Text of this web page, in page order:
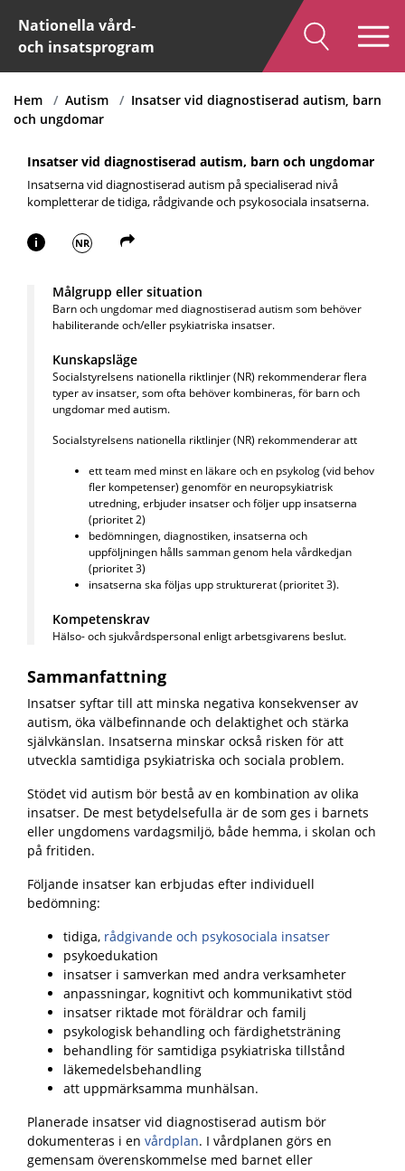
Nationella vård-
och insatsprogram
Hem Autism
Insatser vid diagnostiserad autism, barn
och ungdomar
Insatser vid diagnostiserad autism, barn och ungdomar
Insatserna vid diagnostiserad autism på specialiserad nivå
kompletterar de tidiga, rådgivande och psykosociala insatserna.
i NR
Målgrupp eller situation
Barn och ungdomar med diagnostiserad autism som behöver
habiliterande och/eller psykiatriska insatser.
Kunskapsläge
Socialstyrelsens nationella riktlinjer (NR) rekommenderar flera
typer av insatser, som ofta behöver kombineras, för barn och
ungdomar med autism.
Socialstyrelsens nationella riktlinjer (NR) rekommenderar att
ett team med minst en läkare och en psykolog (vid behov
fler kompetenser) genomför en neuropsykiatrisk
utredning, erbjuder insatser och följer upp insatserna
(prioritet 2)
bedömningen, diagnostiken, insatserna och
uppföljningen hålls samman genom hela vårdkedjan
(prioritet 3)
insatserna ska följas upp strukturerat (prioritet 3).
Kompetenskrav
Hälso- och sjukvårdspersonal enligt arbetsgivarens beslut.
Sammanfattning
Insatser syftar till att minska negativa konsekvenser av
autism, öka välbefinnande och delaktighet och stärka
självkänslan. Insatserna minskar också risken för att
utveckla samtidiga psykiatriska och sociala problem.
Stödet vid autism bör bestå av en kombination av olika
insatser. De mest betydelsefulla är de som ges i barnets
eller ungdomens vardagsmiljö, både hemma, i skolan och
på fritiden.
Följande insatser kan erbjudas efter individuell
bedömning:
tidiga, rådgivande och psykosociala insatser
psykoedukation
insatser i samverkan med andra verksamheter
anpassningar, kognitivt och kommunikativt stöd
insatser riktade mot föräldrar och familj
psykologisk behandling och färdighetsträning
behandling för samtidiga psykiatriska tillstånd
läkemedelsbehandling
att uppmärksamma munhälsan.
Planerade insatser vid diagnostiserad autism bör
dokumenteras i en vårdplan. I vårdplanen görs en
gemensam överenskommelse med barnet eller